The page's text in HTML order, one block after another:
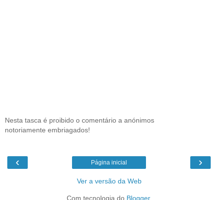
Nesta tasca é proibido o comentário a anónimos
notoriamente embriagados!
‹ ›
Página inicial
Ver a versão da Web
Com tecnologia do Blogger.